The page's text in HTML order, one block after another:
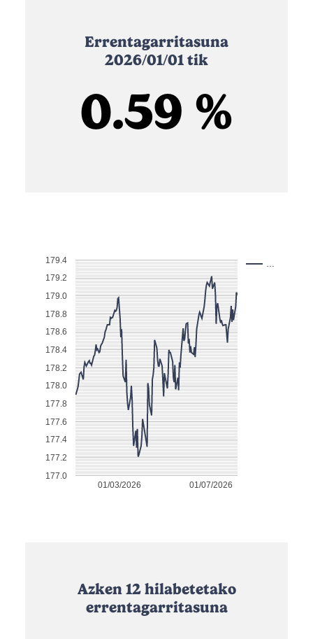
Errentagarritasuna
2026/01/01 tik
0.59 %
…
01/03/2026 01/07/2026
177.0
177.2
177.4
177.6
177.8
178.0
178.2
178.4
178.6
178.8
179.0
179.2
179.4
Azken 12 hilabetetako
errentagarritasuna